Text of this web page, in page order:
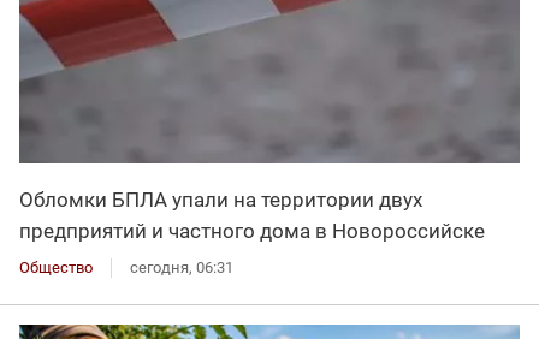
Обломки БПЛА упали на территории двух
предприятий и частного дома в Новороссийске
Общество сегодня, 06:31